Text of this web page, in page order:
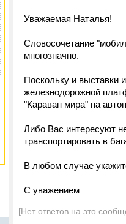
Уважаемая Наталья!
Словосочетание
многозначно.
Поскольку и выставки
железнодорожной
"Караван мира" на
Либо Вас интересуют
транспортировать в
В любом случае
С уважением
[Нет ответов на это